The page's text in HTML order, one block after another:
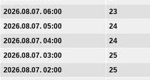
2026.08.07. 06:00
23
2026.08.07. 05:00
24
2026.08.07. 04:00
24
2026.08.07. 03:00
25
2026.08.07. 02:00
25